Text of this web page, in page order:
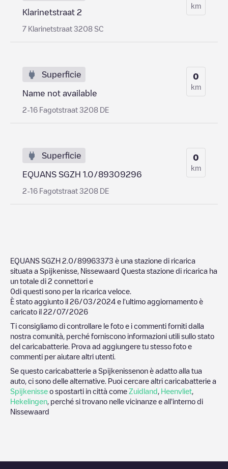
Klarinetstraat 2
7 Klarinetstraat 3208 SC
km
Superficie
Name not available
2-16 Fagotstraat 3208 DE
0
km
Superficie
EQUANS SGZH 1.0/89309296
2-16 Fagotstraat 3208 DE
0
km
EQUANS SGZH 2.0/89963373 è una stazione di ricarica
situata a Spijkenisse Nissewaard Questa stazione di ricarica ha
un totale di 2 connettori e
0di questi sono per la ricarica veloce.
È stato aggiunto il 26/03/2024 e l'ultimo aggiornamento è
caricato il 22/07/2026
Ti consigliamo di controllare le foto e i commenti forniti dalla
nostra comunità, perché forniscono informazioni utili sullo stato
del caricabatterie. Prova ad aggiungere tu stesso foto e
commenti per aiutare altri utenti.
Se questo caricabatterie a Spijkenissenon è adatto alla tua
auto, ci sono delle alternative. Puoi cercare altri caricabatterie a
Spijkenisse o spostarti in città come Zuidland Heenvliet
Hekelingen , perché si trovano nelle vicinanze e all'interno di
Nissewaard